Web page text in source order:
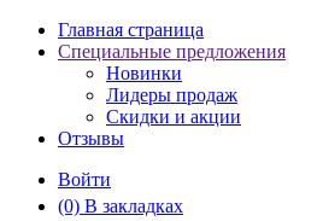
Главная страница
Специальные предложения
Новинки
Лидеры продаж
Скидки и акции
Отзывы
Войти
(0) В закладках